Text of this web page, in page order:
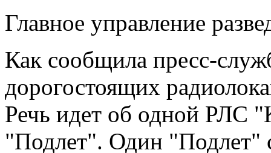
Главное управление
Как сообщила пресс-
дорогостоящих
Речь идет об одной РЛС
"Подлет". Один "Подлет"